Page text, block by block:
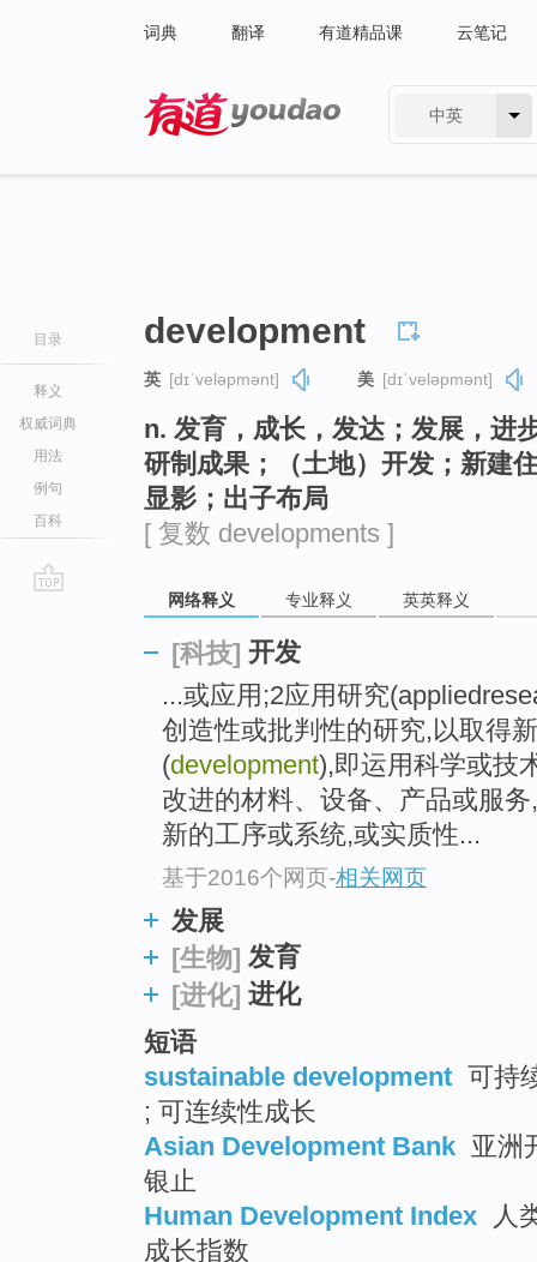
词典 翻译 有道精品课 云笔记
中英
目录
释义
权威词典
用法
例句
百科
development
英 [dɪˈveləpmənt] 美 [dɪˈveləpmənt]
n. 发育，成长，发达；发展，进
研制成果；（土地）开发；新建
显影；出子布局
[ 复数 developments ]
网络释义 专业释义 英英释义
[科技] 开发
...或应用;2应用研究
创造性或批判性的研究,以取得
(development),即运用科学或技
改进的材料、设备、产品或服
新的工序或系统,或实质性...
基于2016个网页-相关网页
发展
[生物] 发育
[进化] 进化
短语
sustainable development 可持
; 可连续性成长
Asian Development Bank 亚洲
银止
Human Development Index
人
成长指数